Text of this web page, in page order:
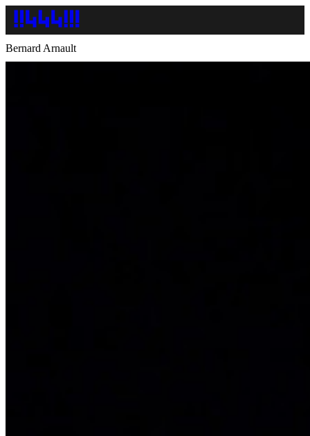
Bernard Arnault